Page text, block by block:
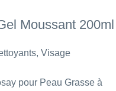
Moussant 200ml
, Visage
pour Peau Grasse à